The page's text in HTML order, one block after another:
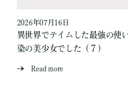
2026年07月16日
異世界でテイムした最強の使
染の美少女でした（７）
Read more